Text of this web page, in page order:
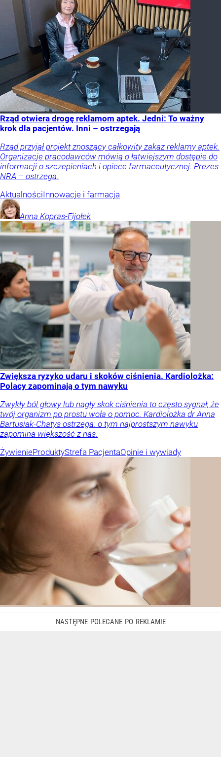
Rząd otwiera drogę reklamom aptek. Jedni: To ważny
krok dla pacjentów. Inni – ostrzegają
Rząd przyjął projekt znoszący całkowity zakaz reklamy aptek.
Organizacje pracodawców mówią o łatwiejszym dostępie do
informacji o szczepieniach i opiece farmaceutycznej. Prezes
NRA – ostrzega.
AktualnościInnowacje i farmacja
Anna Kopras-Fijołek
Zwiększa ryzyko udaru i skoków ciśnienia. Kardiolożka:
Polacy zapominają o tym nawyku
Zwykły ból głowy lub nagły skok ciśnienia to często sygnał, że
twój organizm po prostu woła o pomoc. Kardiolożka dr Anna
Bartusiak-Chatys ostrzega: o tym najprostszym nawyku
zapomina większość z nas.
ŻywienieProduktyStrefa PacjentaOpinie i wywiady